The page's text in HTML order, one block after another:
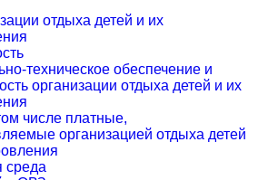
отдыха детей и их
техническое обеспечение и
организации отдыха детей и их
числе платные,
организацией отдыха детей
среда